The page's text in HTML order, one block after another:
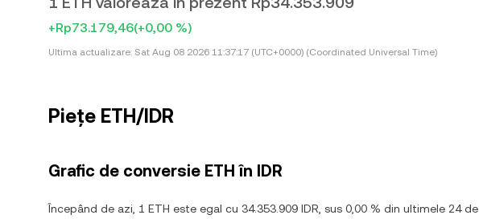
+Rp73.179,46(+0,00 %)
Ultima actualizare: Sat Aug 08 2026 11:37:17 (UTC+0000) (Coordinated Universal Time)
Piețe ETH/IDR
Grafic de conversie ETH în IDR
Începând de azi, 1 ETH este egal cu 34.353.909 IDR, sus 0,00 % din ultimele 24